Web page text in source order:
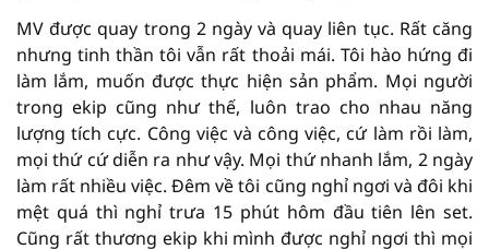
MV được quay trong 2 ngày và quay liên tục. Rất căng
nhưng tinh thần tôi vẫn rất thoải mái. Tôi hào hứng đi
làm lắm, muốn được thực hiện sản phẩm. Mọi người
trong ekip cũng như thế, luôn trao cho nhau năng
lượng tích cực. Công việc và công việc, cứ làm rồi làm,
mọi thứ cứ diễn ra như vậy. Mọi thứ nhanh lắm, 2 ngày
làm rất nhiều việc. Đêm về tôi cũng nghỉ ngơi và đôi khi
mệt quá thì nghỉ trưa 15 phút hôm đầu tiên lên set.
Cũng rất thương ekip khi mình được nghỉ ngơi thì mọi